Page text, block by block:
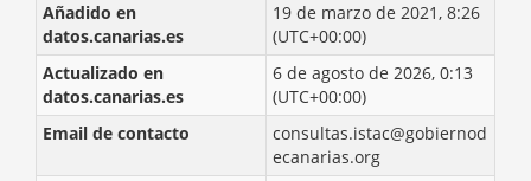
Añadido en
datos.canarias.es
19 de marzo de 2021, 8:26
(UTC+00:00)
Actualizado en
datos.canarias.es
6 de agosto de 2026, 0:13
(UTC+00:00)
Email de contacto
consultas.istac@gobiernod
ecanarias.org